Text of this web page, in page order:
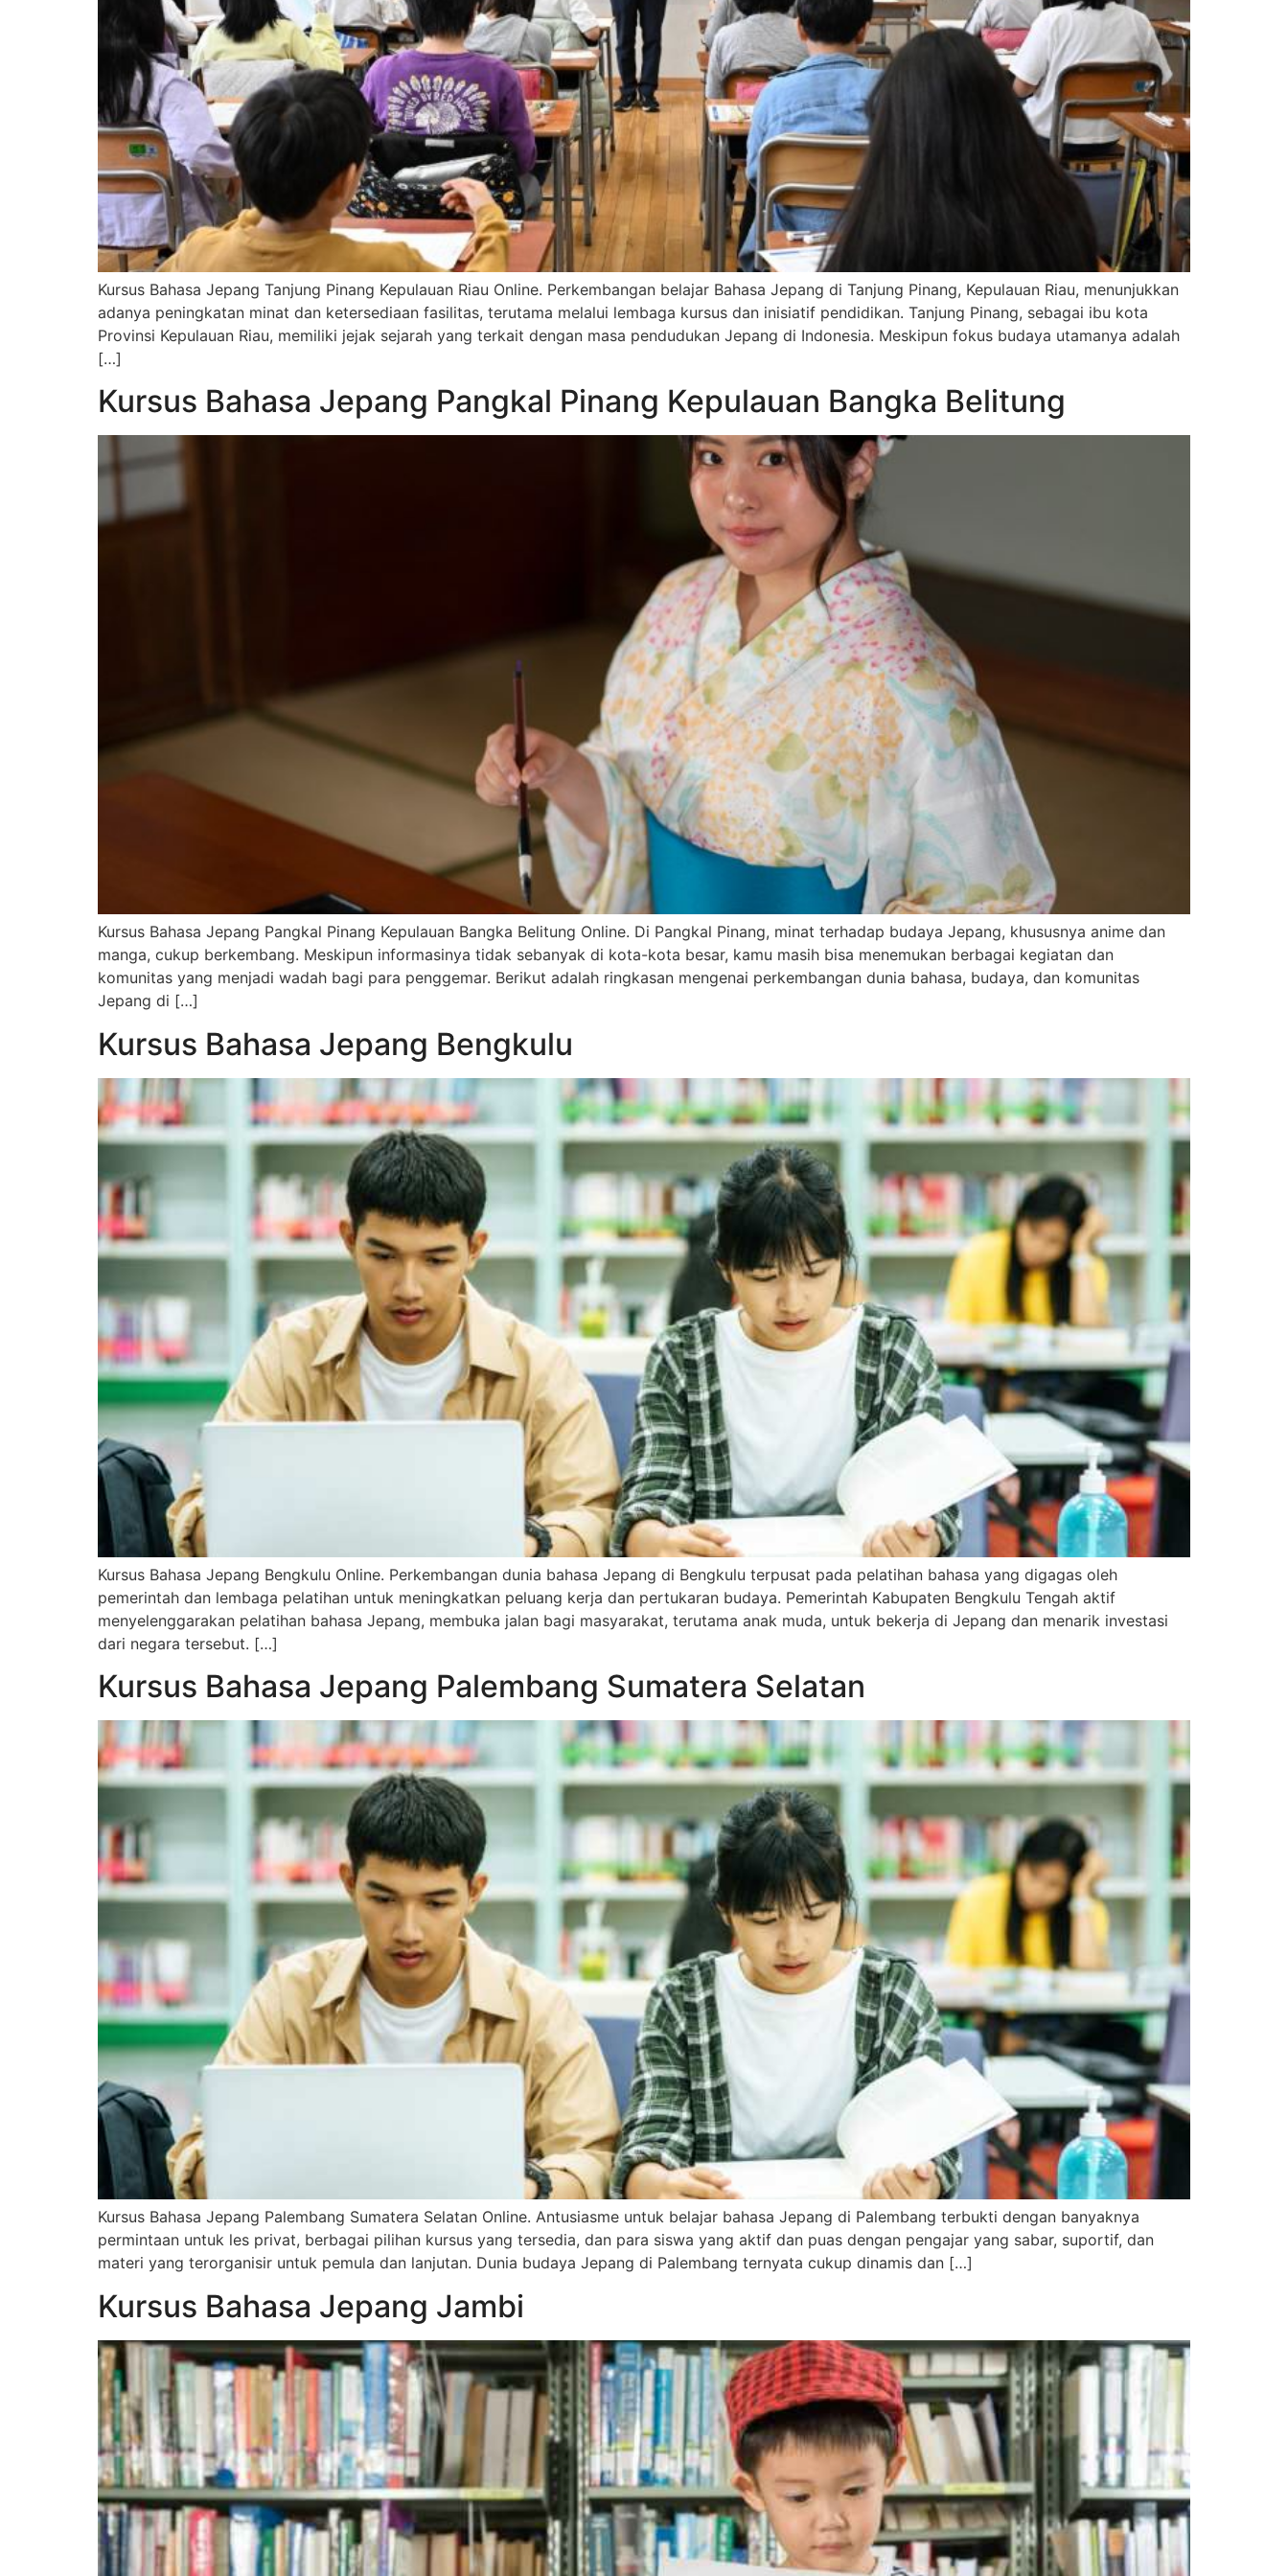
Kursus Bahasa Jepang Tanjung Pinang Kepulauan Riau Online. Perkembangan belajar Bahasa Jepang di Tanjung Pinang, Kepulauan Riau, menunjukkan
adanya peningkatan minat dan ketersediaan fasilitas, terutama melalui lembaga kursus dan inisiatif pendidikan. Tanjung Pinang, sebagai ibu kota
Provinsi Kepulauan Riau, memiliki jejak sejarah yang terkait dengan masa pendudukan Jepang di Indonesia. Meskipun fokus budaya utamanya adalah
[…]
Kursus Bahasa Jepang Pangkal Pinang Kepulauan Bangka Belitung
Kursus Bahasa Jepang Pangkal Pinang Kepulauan Bangka Belitung Online. Di Pangkal Pinang, minat terhadap budaya Jepang, khususnya anime dan
manga, cukup berkembang. Meskipun informasinya tidak sebanyak di kota-kota besar, kamu masih bisa menemukan berbagai kegiatan dan
komunitas yang menjadi wadah bagi para penggemar. Berikut adalah ringkasan mengenai perkembangan dunia bahasa, budaya, dan komunitas
Jepang di […]
Kursus Bahasa Jepang Bengkulu
Kursus Bahasa Jepang Bengkulu Online. Perkembangan dunia bahasa Jepang di Bengkulu terpusat pada pelatihan bahasa yang digagas oleh
pemerintah dan lembaga pelatihan untuk meningkatkan peluang kerja dan pertukaran budaya. Pemerintah Kabupaten Bengkulu Tengah aktif
menyelenggarakan pelatihan bahasa Jepang, membuka jalan bagi masyarakat, terutama anak muda, untuk bekerja di Jepang dan menarik investasi
dari negara tersebut. […]
Kursus Bahasa Jepang Palembang Sumatera Selatan
Kursus Bahasa Jepang Palembang Sumatera Selatan Online. Antusiasme untuk belajar bahasa Jepang di Palembang terbukti dengan banyaknya
permintaan untuk les privat, berbagai pilihan kursus yang tersedia, dan para siswa yang aktif dan puas dengan pengajar yang sabar, suportif, dan
materi yang terorganisir untuk pemula dan lanjutan. Dunia budaya Jepang di Palembang ternyata cukup dinamis dan […]
Kursus Bahasa Jepang Jambi